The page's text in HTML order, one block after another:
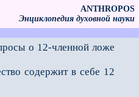
ANTHROPOS
Энциклопедия духовной науки
о 12-членной ложе
содержит в себе 12